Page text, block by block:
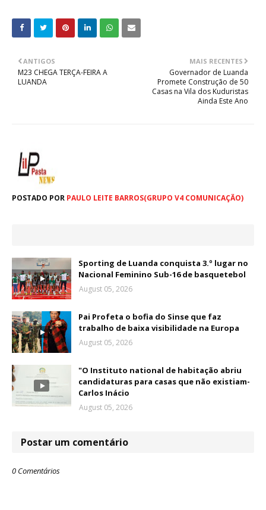
MAIS RECENTES
Governador de Luanda
Promete Construção de 50
Casas na Vila dos Kuduristas
Ainda Este Ano
ANTIGOS
M23 CHEGA TERÇA-FEIRA A
LUANDA
POSTADO POR PAULO LEITE BARROS(GRUPO V4 COMUNICAÇÃO)
Sporting de Luanda conquista 3.º lugar no
Nacional Feminino Sub-16 de basquetebol
August 05, 2026
Pai Profeta o bofia do Sinse que faz
trabalho de baixa visibilidade na Europa
August 05, 2026
"O Instituto national de habitação abriu
candidaturas para casas que não existiam-
Carlos Inácio
August 05, 2026
Postar um comentário
0 Comentários